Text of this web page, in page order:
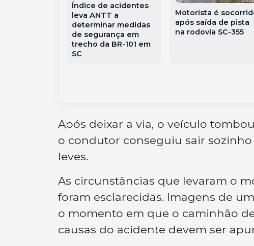
Índice de acidentes
leva ANTT a
determinar medidas
de segurança em
trecho da BR-101 em
SC
Motorista é
após saída de pista
na rodovia SC-355
Após deixar a via, o veículo
o condutor conseguiu sair
leves.
As circunstâncias que levaram o
foram esclarecidas. Imagens de
o momento em que o caminhão
causas do acidente devem ser